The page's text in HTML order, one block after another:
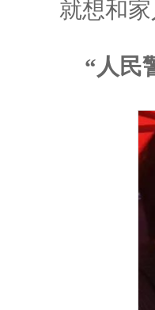
就想和家
“人民